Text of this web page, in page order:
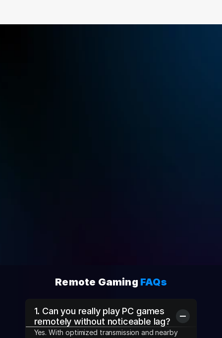
Remote Gaming FAQs
1. Can you really play PC games
remotely without noticeable lag?
Yes. With optimized transmission and nearby